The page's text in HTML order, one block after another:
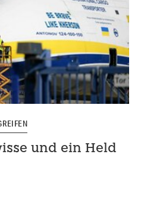
und ein Held